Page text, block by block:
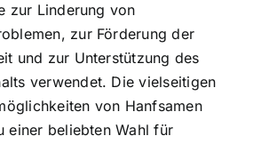
zur Linderung von
zur Förderung der
und zur Unterstützung des
verwendet. Die vielseitigen
von Hanfsamen
einer beliebten Wahl für